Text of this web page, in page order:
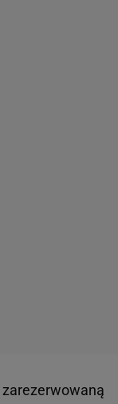
zarezerwowaną